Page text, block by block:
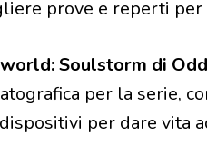
prove e reperti
Soulstorm di
per la serie,
per dare vita